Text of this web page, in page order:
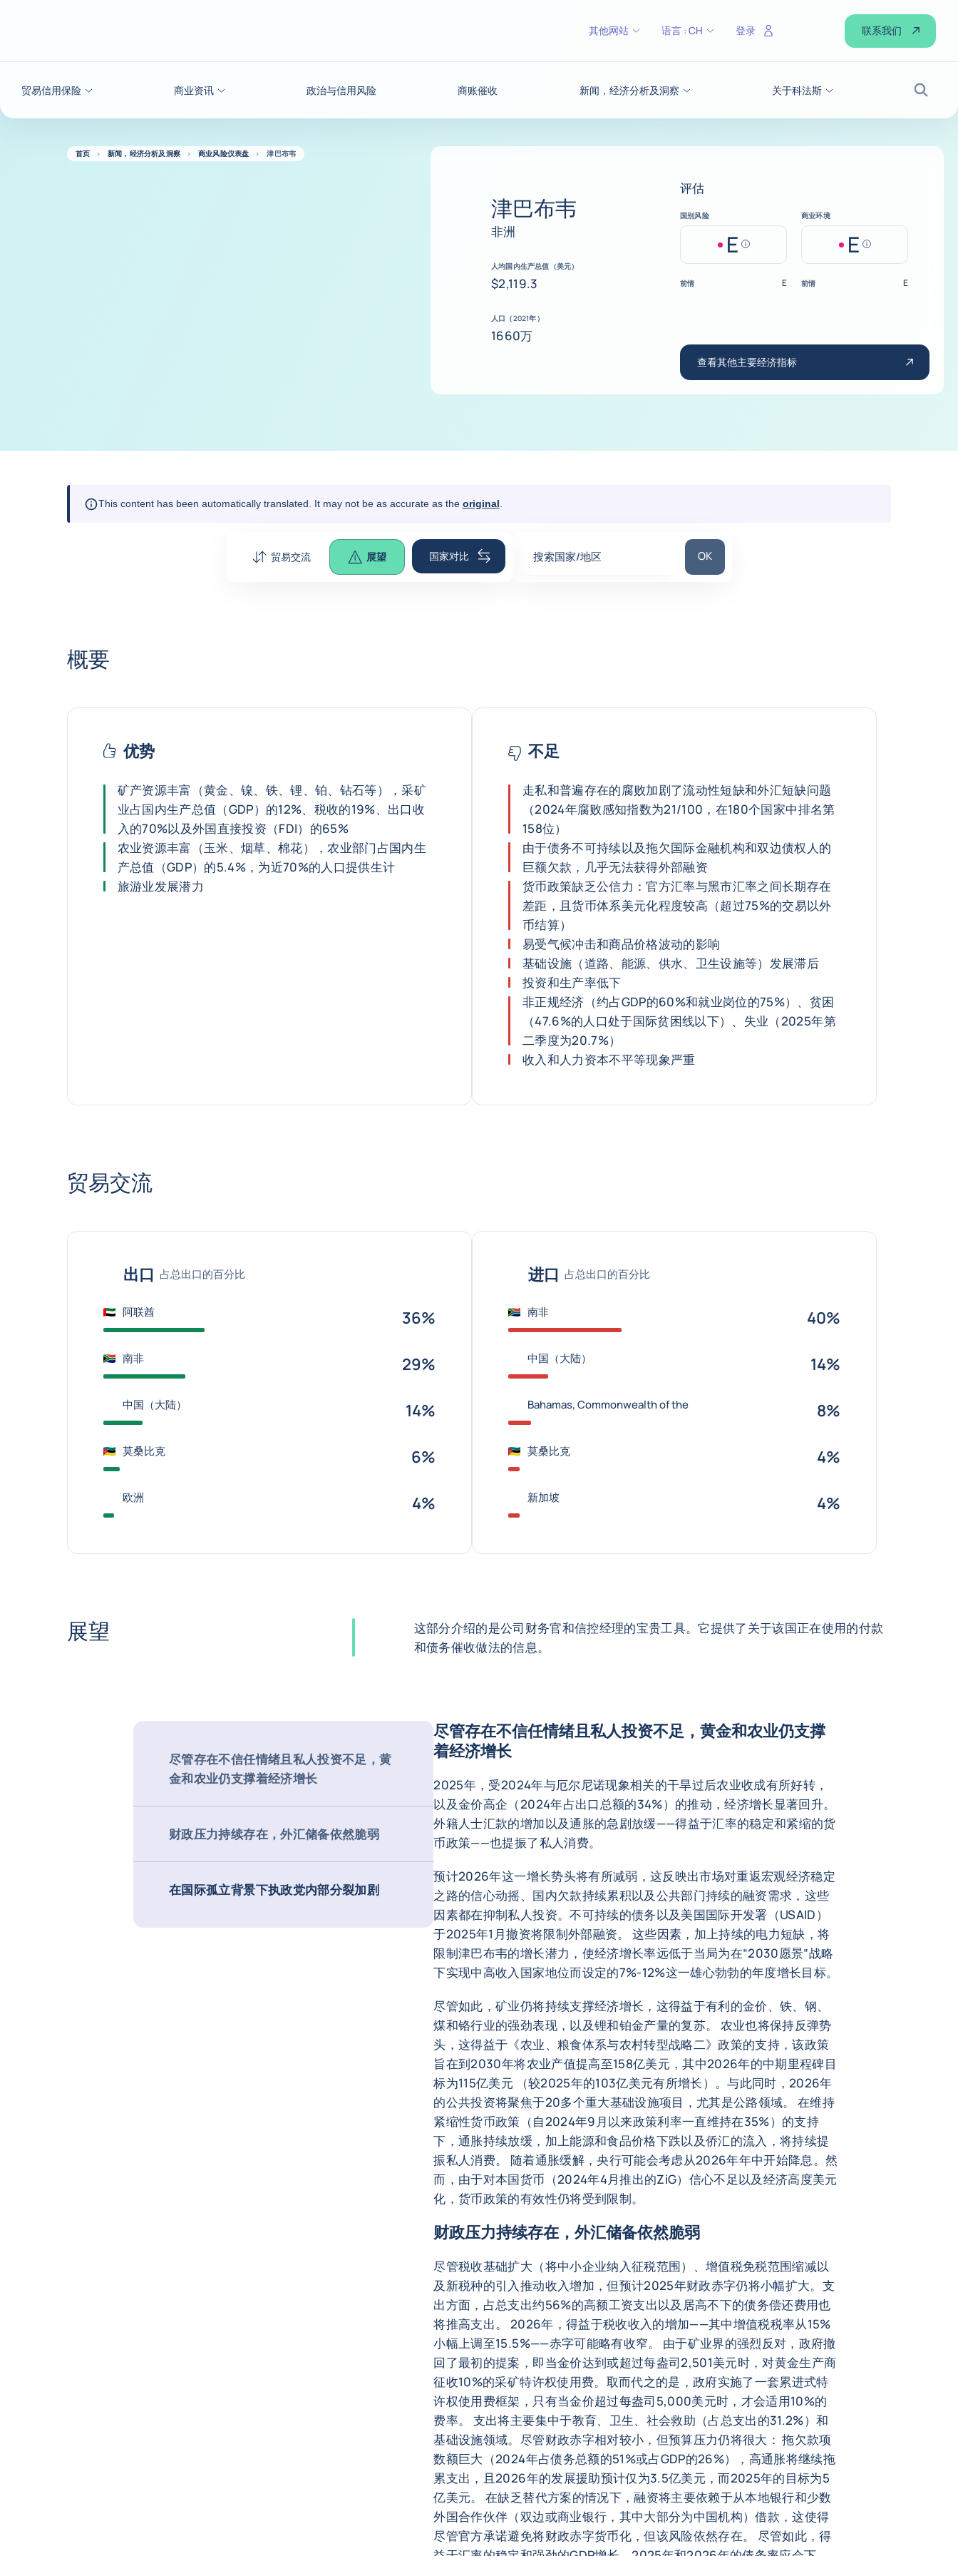
贸易信用保险 商业资讯 政治与信用风险 商账催收 新闻，经济分析及洞察 关于科法斯
搜索
其他网站 语言 : CH 登录 联系我们
首页 新闻，经济分析及洞察 商业风险仪表盘 津巴布韦
津巴布韦
非洲
人均国内生产总值（美元）
$2,119.3
人口（2021年）
1660万
评估
国别风险
E Help
商业环境
E Help
前情 E 前情 E
查看其他主要经济指标
This content has been automatically translated. It may not be as accurate as the original
贸易交流 展望 国家对比 搜索国家/地区 搜索国家/地区
OK
概要
优势
矿产资源丰富（黄金、镍、铁、锂、铂、钻石等），采矿
业占国内生产总值（GDP）的12%、税收的19%、出口收
入的70%以及外国直接投资（FDI）的65%
农业资源丰富（玉米、烟草、棉花），农业部门占国内生
产总值（GDP）的5.4%，为近70%的人口提供生计
旅游业发展潜力
不足
走私和普遍存在的腐败加剧了流动性短缺和外汇短缺问题
（2024年腐败感知指数为21/100，在180个国家中排名第
158位）
由于债务不可持续以及拖欠国际金融机构和双边债权人的
巨额欠款，几乎无法获得外部融资
货币政策缺乏公信力：官方汇率与黑市汇率之间长期存在
差距，且货币体系美元化程度较高（超过75%的交易以外
币结算）
易受气候冲击和商品价格波动的影响
基础设施（道路、能源、供水、卫生设施等）发展滞后
投资和生产率低下
非正规经济（约占GDP的60%和就业岗位的75%）、贫困
（47.6%的人口处于国际贫困线以下）、失业（2025年第
二季度为20.7%）
收入和人力资本不平等现象严重
贸易交流
出口 占总出口的百分比
阿联酋 36%
南非 29%
中国（大陆） 14%
莫桑比克 6%
欧洲 4%
进口 占总出口的百分比
南非 40%
中国（大陆） 14%
Bahamas, Commonwealth of the 8%
莫桑比克 4%
新加坡 4%
展望
这部分介绍的是公司财务官和信控经理的宝贵工具。它提供了关于该国正在使用的付款
和债务催收做法的信息。
尽管存在不信任情绪且私人投资不足，黄
金和农业仍支撑着经济增长
财政压力持续存在，外汇储备依然脆弱
在国际孤立背景下执政党内部分裂加剧
尽管存在不信任情绪且私人投资不足，黄金和农业仍支撑
着经济增长
2025年，受2024年与厄尔尼诺现象相关的干旱过后农业收成有所好转，
以及金价高企（2024年占出口总额的34%）的推动，经济增长显著回升。
外籍人士汇款的增加以及通胀的急剧放缓——得益于汇率的稳定和紧缩的货
币政策——也提振了私人消费。
预计2026年这一增长势头将有所减弱，这反映出市场对重返宏观经济稳定
之路的信心动摇、国内欠款持续累积以及公共部门持续的融资需求，这些
因素都在抑制私人投资。不可持续的债务以及美国国际开发署（USAID）
于2025年1月撤资将限制外部融资。 这些因素，加上持续的电力短缺，将
限制津巴布韦的增长潜力，使经济增长率远低于当局为在“2030愿景”战略
下实现中高收入国家地位而设定的7%-12%这一雄心勃勃的年度增长目标。
尽管如此，矿业仍将持续支撑经济增长，这得益于有利的金价、铁、钢、
煤和铬行业的强劲表现，以及锂和铂金产量的复苏。 农业也将保持反弹势
头，这得益于《农业、粮食体系与农村转型战略二》政策的支持，该政策
旨在到2030年将农业产值提高至158亿美元，其中2026年的中期里程碑目
标为115亿美元 （较2025年的103亿美元有所增长）。与此同时，2026年
的公共投资将聚焦于20多个重大基础设施项目，尤其是公路领域。 在维持
紧缩性货币政策（自2024年9月以来政策利率一直维持在35%）的支持
下，通胀持续放缓，加上能源和食品价格下跌以及侨汇的流入，将持续提
振私人消费。 随着通胀缓解，央行可能会考虑从2026年年中开始降息。然
而，由于对本国货币（2024年4月推出的ZiG）信心不足以及经济高度美元
化，货币政策的有效性仍将受到限制。
财政压力持续存在，外汇储备依然脆弱
尽管税收基础扩大（将中小企业纳入征税范围）、增值税免税范围缩减以
及新税种的引入推动收入增加，但预计2025年财政赤字仍将小幅扩大。支
出方面，占总支出约56%的高额工资支出以及居高不下的债务偿还费用也
将推高支出。 2026年，得益于税收收入的增加——其中增值税税率从15%
小幅上调至15.5%——赤字可能略有收窄。 由于矿业界的强烈反对，政府撤
回了最初的提案，即当金价达到或超过每盎司2,501美元时，对黄金生产商
征收10%的采矿特许权使用费。取而代之的是，政府实施了一套累进式特
许权使用费框架，只有当金价超过每盎司5,000美元时，才会适用10%的
费率。 支出将主要集中于教育、卫生、社会救助（占总支出的31.2%）和
基础设施领域。尽管财政赤字相对较小，但预算压力仍将很大： 拖欠款项
数额巨大（2024年占债务总额的51%或占GDP的26%），高通胀将继续拖
累支出，且2026年的发展援助预计仅为3.5亿美元，而2025年的目标为5
亿美元。 在缺乏替代方案的情况下，融资将主要依赖于从本地银行和少数
外国合作伙伴（双边或商业银行，其中大部分为中国机构）借款，这使得
尽管官方承诺避免将财政赤字货币化，但该风险依然存在。 尽管如此，得